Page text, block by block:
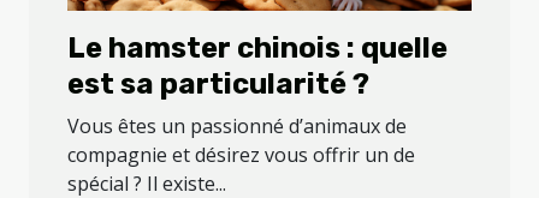
Le hamster chinois : quelle
est sa particularité ?
Vous êtes un passionné d’animaux de
compagnie et désirez vous offrir un de
spécial ? Il existe...